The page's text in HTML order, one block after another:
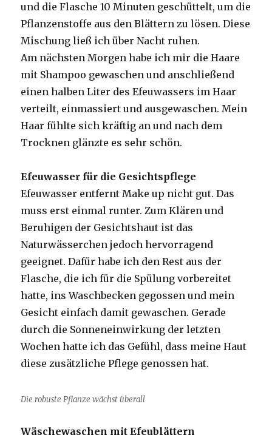
und die Flasche 10 Minuten geschüttelt, um die
Pflanzenstoffe aus den Blättern zu lösen. Diese
Mischung ließ ich über Nacht ruhen.
Am nächsten Morgen habe ich mir die Haare
mit Shampoo gewaschen und anschließend
einen halben Liter des Efeuwassers im Haar
verteilt, einmassiert und ausgewaschen. Mein
Haar fühlte sich kräftig an und nach dem
Trocknen glänzte es sehr schön.
Efeuwasser für die Gesichtspflege
Efeuwasser entfernt Make up nicht gut. Das
muss erst einmal runter. Zum Klären und
Beruhigen der Gesichtshaut ist das
Naturwässerchen jedoch hervorragend
geeignet. Dafür habe ich den Rest aus der
Flasche, die ich für die Spülung vorbereitet
hatte, ins Waschbecken gegossen und mein
Gesicht einfach damit gewaschen. Gerade
durch die Sonneneinwirkung der letzten
Wochen hatte ich das Gefühl, dass meine Haut
diese zusätzliche Pflege genossen hat.
Die robuste Pflanze wächst überall
Wäschewaschen mit Efeublättern